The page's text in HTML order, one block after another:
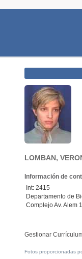
LOMBAN,
Información de
Int: 2415
Departamento de
Complejo Av. Alem
Gestionar
Fotos proporcionadas